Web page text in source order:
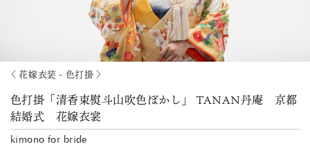
〈 花嫁衣装 - 色打掛 〉
色打掛「清香束熨斗山吹色ぼかし」 TANAN丹庵 京都
結婚式 花嫁衣裳
kimono for bride